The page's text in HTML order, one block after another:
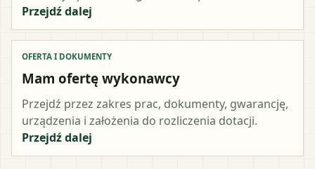
Przejdź dalej
OFERTA I DOKUMENTY
Mam ofertę wykonawcy
Przejdź przez zakres prac, dokumenty, gwarancję,
urządzenia i założenia do rozliczenia dotacji.
Przejdź dalej